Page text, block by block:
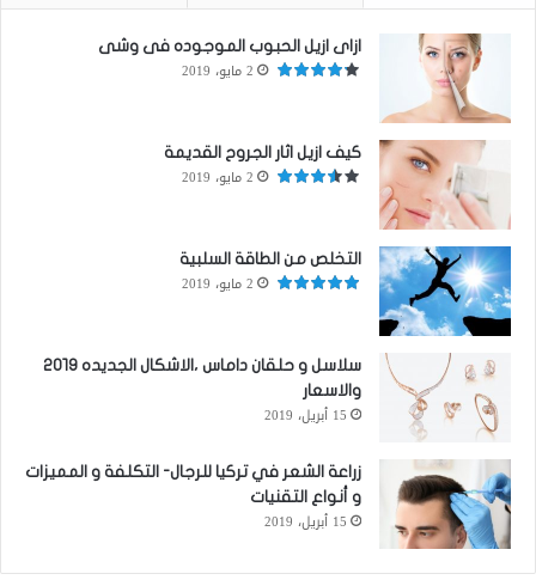
ازاى ازيل الحبوب الموجوده فى وشى
2 مايو، 2019
كيف ازيل اثار الجروح القديمة
2 مايو، 2019
التخلص من الطاقة السلبية
2 مايو، 2019
سلاسل و حلقان داماس ،الاشكال الجديده ٢٠١٩
والاسعار
15 أبريل، 2019
زراعة الشعر في تركيا للرجال- التكلفة و المميزات
و أنواع التقنيات
15 أبريل، 2019